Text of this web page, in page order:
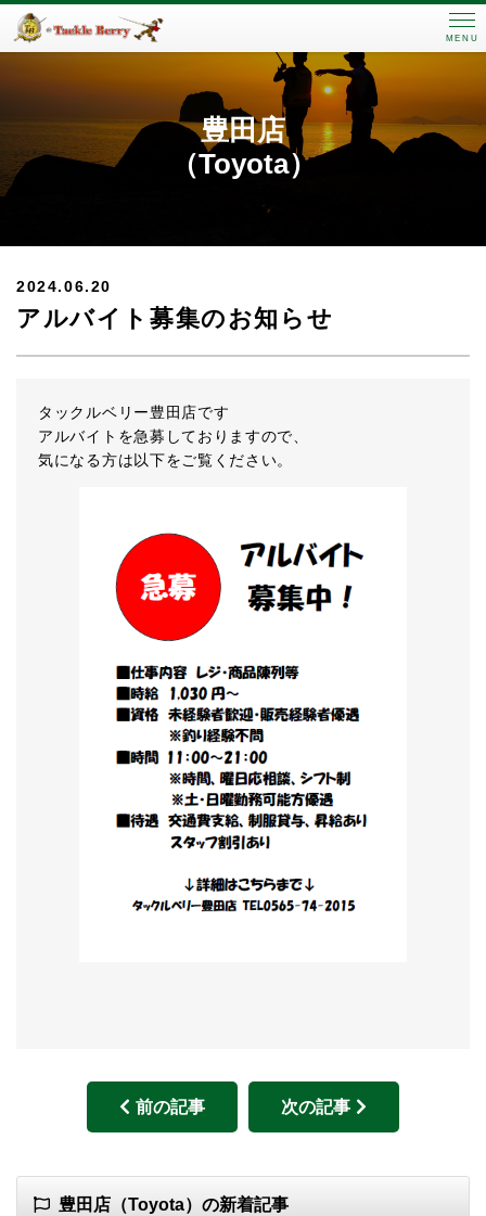
MENU
豊田店
（Toyota）
2024.06.20
アルバイト募集のお知らせ
タックルベリー豊田店です
アルバイトを急募しておりますので、
気になる方は以下をご覧ください。
前の記事 次の記事
豊田店（Toyota）の新着記事